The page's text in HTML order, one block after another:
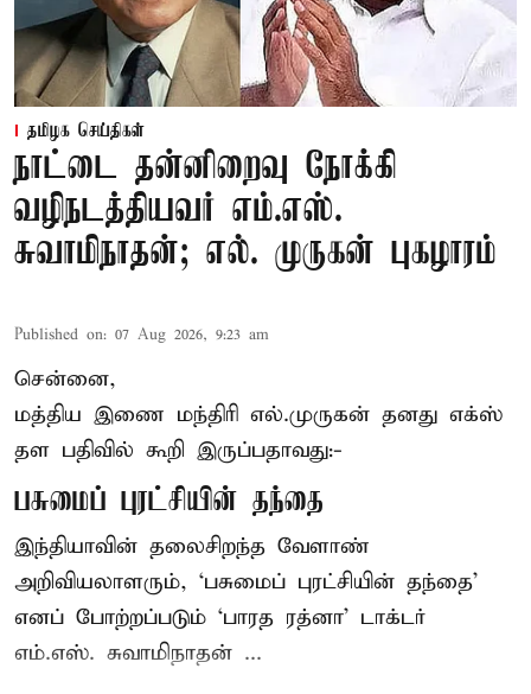
தமிழக செய்திகள்
நாட்டை தன்னிறைவு நோக்கி
வழிநடத்தியவர் எம்.எஸ்.
சுவாமிநாதன்; எல். முருகன் புகழாரம்
Published on: 07 Aug 2026, 9:23 am
சென்னை,
மத்திய இணை மந்திரி எல்.முருகன் தனது எக்ஸ்
தள பதிவில் கூறி இருப்பதாவது:-
பசுமைப் புரட்சியின் தந்தை
இந்தியாவின் தலைசிறந்த வேளாண்
அறிவியலாளரும், ‘பசுமைப் புரட்சியின் தந்தை’
எனப் போற்றப்படும் ‘பாரத ரத்னா’ டாக்டர்
எம்.எஸ். சுவாமிநாதன் ...